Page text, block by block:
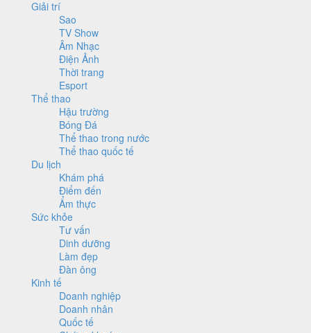
Giải trí
Sao
TV Show
Âm Nhạc
Điện Ảnh
Thời trang
Esport
Thể thao
Hậu trường
Bóng Đá
Thể thao trong nước
Thể thao quốc tế
Du lịch
Khám phá
Điểm đến
Ẩm thực
Sức khỏe
Tư vấn
Dinh dưỡng
Làm đẹp
Đàn ông
Kinh tế
Doanh nghiệp
Doanh nhân
Quốc tế